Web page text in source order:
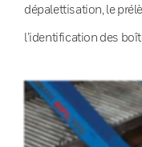
dépalettisation, le
l’identification des